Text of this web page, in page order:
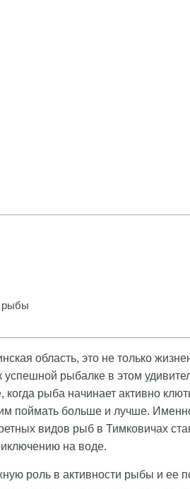
рыбы
область, это не только
рыбалке в этом
рыба начинает активно
поймать больше и лучше.
видов рыб в Тимковичах
на воде.
роль в активности рыбы и ее